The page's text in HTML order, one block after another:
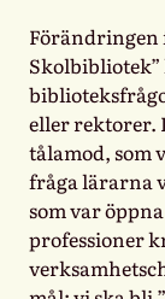
Förändringen
eller rektorer.
tålamod, som
fråga lärarna
som var
professioner